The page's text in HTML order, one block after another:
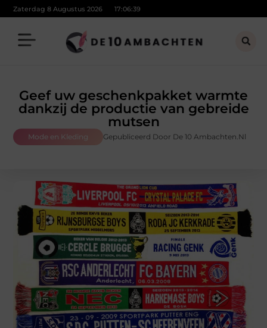
Zaterdag 8 Augustus 2026 17:06:39
Geef uw geschenkpakket warmte
dankzij de productie van gebreide
mutsen
Mode en Kleding Gepubliceerd Door De 10 Ambachten.nl